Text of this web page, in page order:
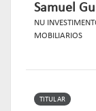
Samuel
NU
MOBILIARIOS
TITULAR